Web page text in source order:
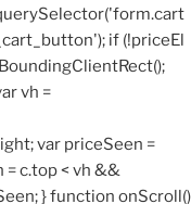
if (!priceEl
vh =
var priceSeen =
= c.top < vh &&
} function onScroll()